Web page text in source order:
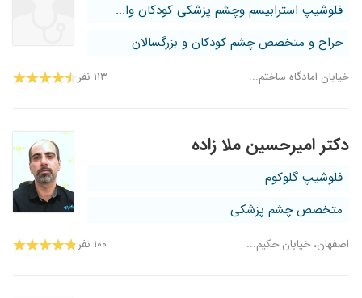
فلوشیپ استرابیسم وچشم پزشکی کودکان وا...
جراح و متخصص چشم کودکان و بزرگسالان
خیابان امادگاه ساختم... ۱۱۳ نفر
دکتر امیرحسین ملا زاده
فلوشیپ گلوکوم
متخصص چشم پزشکی
اصفهان، خیابان حکیم... ۱۰۰ نفر